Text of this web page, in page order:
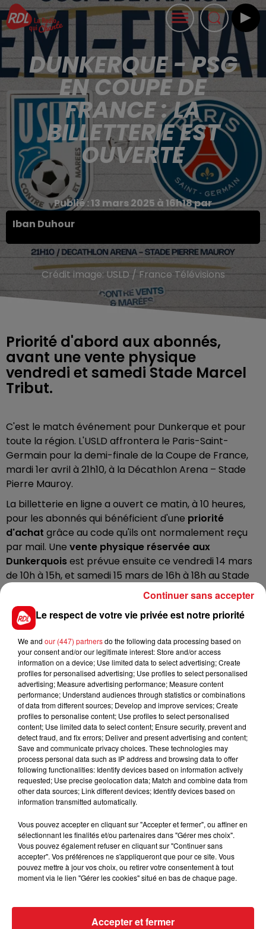
DUNKERQUE - PSG
EN COUPE DE
FRANCE : LA
BILLETTERIE EST
OUVERTE
Publié : 13 mars 2025 à 16h18 par
Iban Duhour
Crédit image: USLD / France Télévisions
Priorité d'abord aux abonnés,
avant une vente physique
vendredi et samedi Stade Marcel
Tribut.
C'est le match événement pour Dunkerque et pour
toute la région. L'USLD affrontera le Paris-Saint-
Germain pour la demi-finale de la Coupe de France,
mardi 1er avril à 21h10, à la Décathlon Arena – Stade
Pierre Mauroy.
La billetterie en ligne a ouvert ce matin, à 10 heures,
pour les abonnés qui bénéficient d'une priorité
d'achat grâce au code qu'ils ont normalement reçu
par mail. Une vente physique réservée aux
Dunkerquoisest prévue ensuite ce vendredi 14 mars
de 10h à 15h, et samedi 15 mars de 16h à 18h au Stade
Enfin, à partir du mardi 18 mars, d'autres places seront
vendues à la Vitrine Passion Sport, place Jean-Bart. Il
sera possible également de réserver des places
directement sur le site internet du Stade Pierre
Mauroy.
Plus d'infos sur le site internet du club de Dunkerque
FIL D'ACTUS
15 juillet 2026
BÉTHUNE: ENQUÊTE POUR HOMICIDE
VOLONTAIRE EN COURS, APRÈS LA...
à des prostituées
Le respect de votre vie privée est notre priorité
We and our (447) partnersdo the following data processing based on
your consent and/or our legitimate interest: Store and/or access
information on a device; Use limited data to select advertising; Create
profiles for personalised advertising; Use profiles to select personalised
advertising; Measure advertising performance; Measure content
performance; Understand audiences through statistics or combinations
of data from different sources; Develop and improve services; Create
profiles to personalise content; Use profiles to select personalised
content; Use limited data to select content; Ensure security, prevent and
detect fraud, and fix errors; Deliver and present advertising and content;
Save and communicate privacy choices. These technologies may
process personal data such as IP address and browsing data to offer
following functionalities: Identify devices based on information actively
requested; Use precise geolocation data; Match and combine data from
other data sources; Link different devices; Identify devices based on
information transmitted automatically.
Vous pouvez accepter en cliquant sur "Accepter et fermer", ou affiner en
sélectionnant les finalités et/ou partenaires dans "Gérer mes choix".
Vous pouvez également refuser en cliquant sur "Continuer sans
accepter". Vos préférences ne s'appliqueront que pour ce site. Vous
pouvez mettre à jour vos choix, ou retirer votre consentement à tout
moment via le lien "Gérer les cookies" situé en bas de chaque page.
Accepter et fermer
Continuer sans accepter